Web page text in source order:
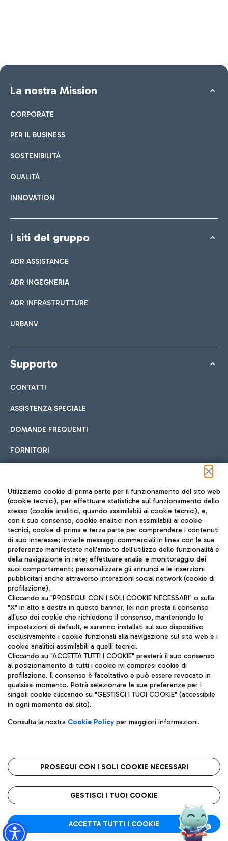
La nostra Mission
CORPORATE
PER IL BUSINESS
SOSTENIBILITÀ
QUALITÀ
INNOVATION
I siti del gruppo
ADR ASSISTANCE
ADR INGEGNERIA
ADR INFRASTRUTTURE
URBANV
Supporto
CONTATTI
ASSISTENZA SPECIALE
DOMANDE FREQUENTI
FORNITORI
Seguici sui social
TRAVEL JOURNAL
ITA
Aeroporti di Roma S.p.A. - Società soggetta a direzione e
coordinamento di Mundys S.p.A.
Codice fiscale e Registro delle Imprese di Roma 13032990155 P.
IVA 06572251004
Capitale sociale 62.224.743,00 int. vers.
Sede legale: Via Pier Paolo Racchetti 1 - 00054 Fiumicino (RM)
telefono +39 06 65951
Privacy policy
Note legali
Roma FCO
L'aeroporto stellato
Utilizziamo cookie di prima parte per il funzionamento del sito web
(cookie tecnici), per effettuare statistiche sul funzionamento dello
stesso (cookie analitici, quando assimilabili ai cookie tecnici), e,
con il suo consenso, cookie analitici non assimilabili ai cookie
tecnici, cookie di prima e terza parte per comprendere i contenuti
di suo interesse; inviarle messaggi commerciali in linea con le sue
preferenze manifestate nell'ambito dell'utilizzo delle funzionalità e
della navigazione in rete; effettuare analisi e monitoraggio dei
suoi comportamenti; personalizzare gli annunci e le inserzioni
pubblicitari anche attraverso interazioni social network (cookie di
profilazione).
Cliccando su "PROSEGUI CON I SOLI COOKIE NECESSARI" o sulla
"X" in alto a destra in questo banner, lei non presta il consenso
all'uso dei cookie che richiedono il consenso, mantenendo le
impostazioni di default, e saranno installati sul suo dispositivo
esclusivamente i cookie funzionali alla navigazione sul sito web e i
cookie analitici assimilabili a quelli tecnici.
Cliccando su "ACCETTA TUTTI I COOKIE" presterà il suo consenso
al posizionamento di tutti i cookie ivi compresi cookie di
profilazione. Il consenso è facoltativo e può essere revocato in
qualsiasi momento. Potrà selezionare le sue preferenze per i
singoli cookie cliccando su "GESTISCI I TUOI COOKIE" (accessibile
in ogni momento dal sito).
Consulta la nostra Cookie Policyper maggiori informazioni.
PROSEGUI CON I SOLI COOKIE NECESSARI
GESTISCI I TUOI COOKIE
ACCETTA TUTTI I COOKIE